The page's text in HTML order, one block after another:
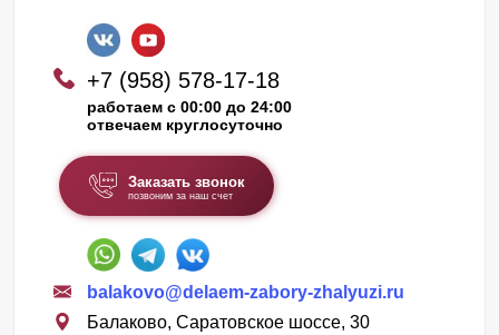
+7 (958) 578-17-18
работаем с 00:00 до 24:00
отвечаем круглосуточно
Заказать звонок
позвоним за наш счет
balakovo@delaem-zabory-zhalyuzi.ru
Балаково, Саратовское шоссе, 30